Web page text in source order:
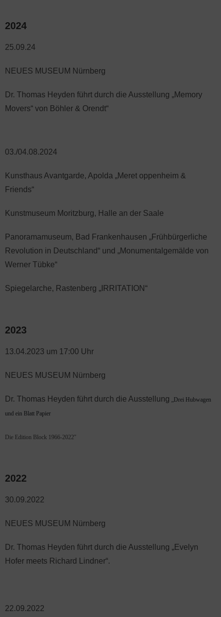
2024
25.09.24
NEUES MUSEUM Nürnberg
Dr. Thomas Heyden führt durch die Ausstellung „Memory
Movers“ von Böhler & Orendt“
03./04.08.2024
Kunsthaus Avantgarde, Apolda „Meret oppenheim &
Friends“
Kunstmuseum Moritzburg, Halle an der Saale
Panoramamuseum, Bad Frankenhausen „Frühbürgerliche
Revolution in Deutschland“ und „Monumentalgemälde von
Werner Tübke“
Spiegelarche, Rastenberg „IRRITATION“
2023
13.04.2023 um 17:00 Uhr
NEUES MUSEUM Nürnberg
Dr. Thomas Heyden führt durch die Ausstellung „Drei Hubwagen
und ein Blatt Papier
Die Edition Block 1966-2022″
2022
30.09.2022
NEUES MUSEUM Nürnberg
Dr. Thomas Heyden führt durch die Ausstellung „Evelyn
Hofer meets Richard Lindner“.
22.09.2022